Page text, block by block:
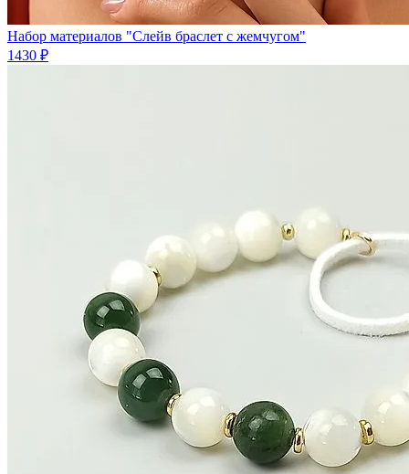
Набор материалов "Слейв браслет с жемчугом"
1430 ₽